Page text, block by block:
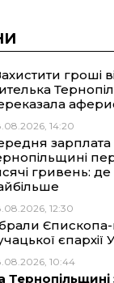
гроші
14:20
зарплата
гривень: де
12:30
єпархії
10:44
Тернопільщині